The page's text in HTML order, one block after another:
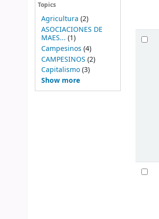
Topics
Agricultura (2)
ASOCIACIONES DE
MAES... (1)
Campesinos (4)
CAMPESINOS (2)
Capitalismo(3)
Show more